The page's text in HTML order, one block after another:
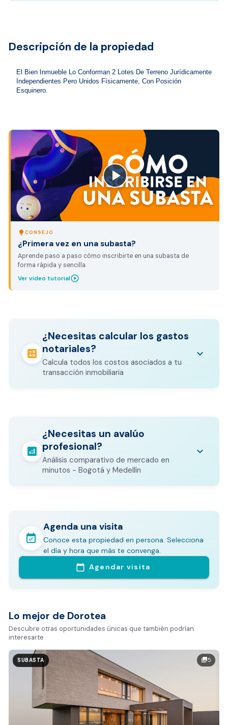
Descripción de la propiedad
El Bien Inmueble Lo Conforman 2 Lotes De Terreno Jurídicamente
Independientes Pero Unidos Físicamente, Con Posición
Esquinero.
lightbulb CONSEJO
¿Primera vez en una subasta?
Aprende paso a paso cómo inscribirte en una subasta de
forma rápida y sencilla.
Ver video tutorialplay_circle_outline
calculate
¿Necesitas calcular los gastos
notariales?
Calcula todos los costos asociados a tu
transacción inmobiliaria
keyboard_arrow_down
Los gastos notariales incluyen
otros costos legales que varían según el
valor del inmueble.
CALCULADORA DE GASTOS NOTARIALES
analytics
¿Necesitas un avalúo
profesional?
Análisis comparativo de mercado en
minutos - Bogotá y Medellín
keyboard_arrow_down
En pocos minutos avalúa con este Análisis
Comparativo de Mercado (inicialmente
Bogotá y Medellín)
Análisis basado en datos reales:
Tiempo promedio de venta en la zona
Rango de precios de arriendo en el sector
Valor exclusivo para clientes de Dorotea:
20.000 COP
REALIZAR AVALÚO AHORA
event_available
Agenda una visita
Conoce esta propiedad en persona. Selecciona
el día y hora que más te convenga.
calendar_today Agendar visita
Lo mejor de Dorotea
Descubre otras oportunidades únicas que también podrían
interesarte
photo_library5
SUBASTA